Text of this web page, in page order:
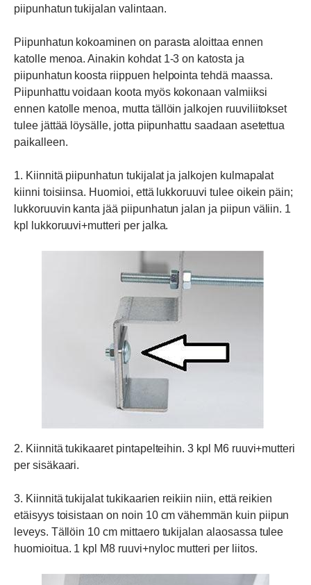
piipunhatun tukijalan valintaan.
Piipunhatun kokoaminen on parasta aloittaa ennen
katolle menoa. Ainakin kohdat 1-3 on katosta ja
piipunhatun koosta riippuen helpointa tehdä maassa.
Piipunhattu voidaan koota myös kokonaan valmiiksi
ennen katolle menoa, mutta tällöin jalkojen ruuviliitokset
tulee jättää löysälle, jotta piipunhattu saadaan asetettua
paikalleen.
1. Kiinnitä piipunhatun tukijalat ja jalkojen kulmapalat
kiinni toisiinsa. Huomioi, että lukkoruuvi tulee oikein päin;
lukkoruuvin kanta jää piipunhatun jalan ja piipun väliin. 1
kpl lukkoruuvi+mutteri per jalka.
2. Kiinnitä tukikaaret pintapelteihin. 3 kpl M6 ruuvi+mutteri
per sisäkaari.
3. Kiinnitä tukijalat tukikaarien reikiin niin, että reikien
etäisyys toisistaan on noin 10 cm vähemmän kuin piipun
leveys. Tällöin 10 cm mittaero tukijalan alaosassa tulee
huomioitua. 1 kpl M8 ruuvi+nyloc mutteri per liitos.